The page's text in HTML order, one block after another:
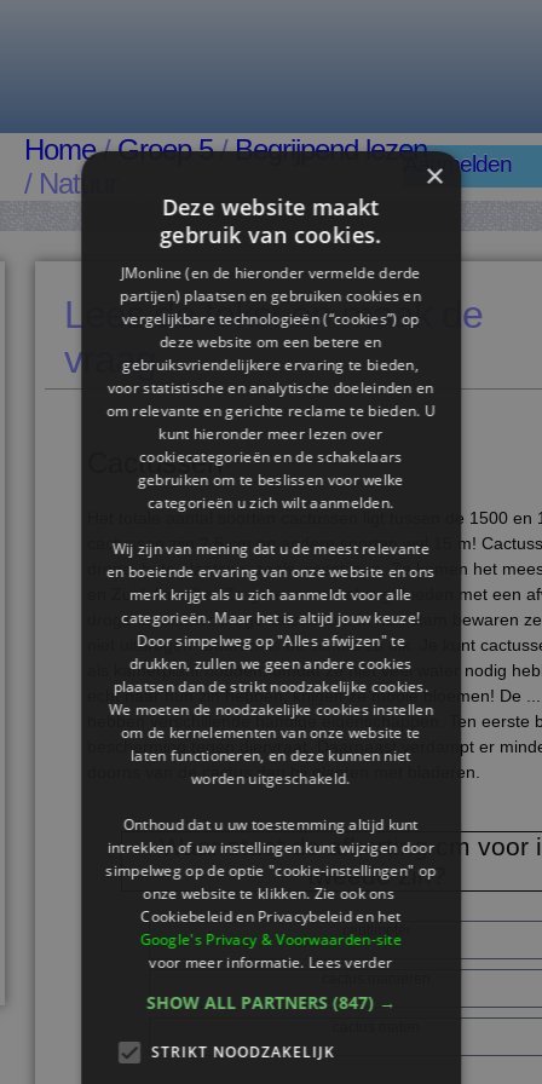
Home/Groep 5/Begrijpend lezen
/ Natuur
Aanmelden
Lees de tekst en maak de
vraag
Cactussen
Het totale aantal soorten cactussen ligt tussen de 1500 en
cactussen zijn 2,5 cm en andere soorten wel 15 m!
droge, hete plaatsen, zoals woestijnen. Ze komen het
en Zuid-Amerika. Ze groeien vooral in gebieden met een
droge en minder droge seizoenen. In hun stam bewaren
niet uitdrogen. Daarom is de schors zo dik. Je kunt
als kamerplant houden, omdat ze niet veel water nodig
echt naar hun zin hebben, krijgen ze mooie bloemen! De
hebben verschillende handige eigenschappen. Ten eerste
bescherming tegen diervraat. Daarnaast verdampt er
doorns van de cactus dan bij planten met bladeren.
Waar staat de afkorting cm voor
tweede zin?
centimeter
×
Deze website maakt
gebruik van cookies.
JMonline (en de hieronder vermelde derde
partijen) plaatsen en gebruiken cookies en
vergelijkbare technologieën (“cookies”) op
deze website om een ​​betere en
gebruiksvriendelijkere ervaring te bieden,
voor statistische en analytische doeleinden en
om relevante en gerichte reclame te bieden. U
kunt hieronder meer lezen over
cookiecategorieën en de schakelaars
gebruiken om te beslissen voor welke
categorieën u zich wilt aanmelden.
Wij zijn van mening dat u de meest relevante
en boeiende ervaring van onze website en ons
merk krijgt als u zich aanmeldt voor alle
categorieën. Maar het is altijd jouw keuze!
Door simpelweg op "Alles afwijzen" te
drukken, zullen we geen andere cookies
plaatsen dan de strikt noodzakelijke cookies.
We moeten de noodzakelijke cookies instellen
om de kernelementen van onze website te
laten functioneren, en deze kunnen niet
worden uitgeschakeld.
Onthoud dat u uw toestemming altijd kunt
intrekken of uw instellingen kunt wijzigen door
simpelweg op de optie "cookie-instellingen" op
onze website te klikken. Zie ook ons ​​
Cookiebeleid en Privacybeleid en het
Google's Privacy & Voorwaarden-site
voor meer informatie.Lees verder
SHOW ALL PARTNERS (847) →
STRIKT NOODZAKELIJK